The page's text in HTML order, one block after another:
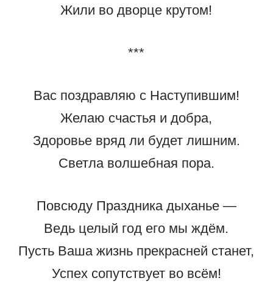
Жили во дворце крутом!
***
Вас поздравляю с Наступившим!
Желаю счастья и добра,
Здоровье вряд ли будет лишним.
Светла волшебная пора.
Повсюду Праздника дыханье —
Ведь целый год его мы ждём.
Пусть Ваша жизнь прекрасней станет,
Успех сопутствует во всём!